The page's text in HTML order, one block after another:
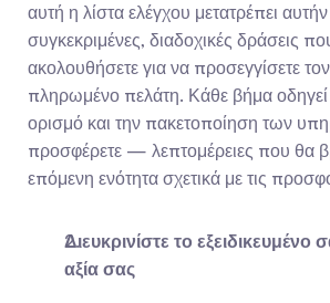
αυτή η λίστα ελέγχου μετατρέπει
συγκεκριμένες, διαδοχικές δράσεις
ακολουθήσετε για να προσεγγίσετε
πληρωμένο πελάτη. Κάθε βήμα
ορισμό και την πακετοποίηση των
προσφέρετε — λεπτομέρειες που θα
επόμενη ενότητα σχετικά με τις
Διευκρινίστε το εξειδικευμένο
αξία σας